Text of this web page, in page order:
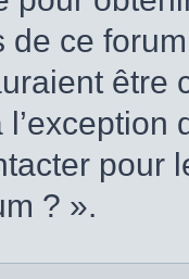
de ce
être
pour
? ».